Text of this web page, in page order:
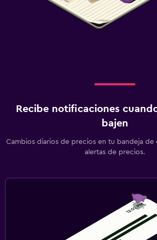
Recibe notificaciones
bajen
Cambios diarios de precios en tu bandeja de
alertas de precios.